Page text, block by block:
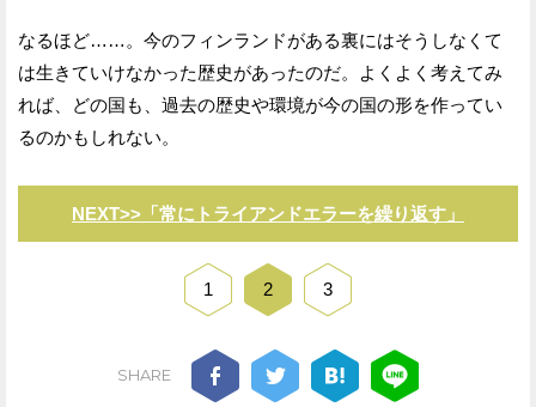
なるほど……。今のフィンランドがある裏にはそうしなくて
は生きていけなかった歴史があったのだ。よくよく考えてみ
れば、どの国も、過去の歴史や環境が今の国の形を作ってい
るのかもしれない。
NEXT>>「常にトライアンドエラーを繰り返す」
1 2 3
SHARE